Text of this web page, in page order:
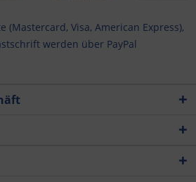
(Mastercard, Visa, American Express),
werden über PayPal